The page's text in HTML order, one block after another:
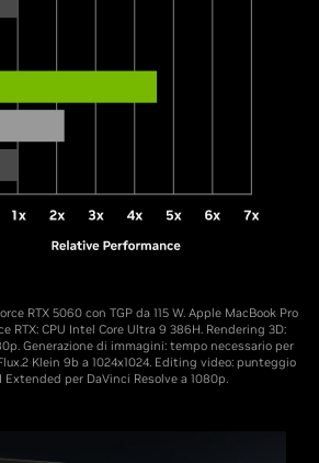
RTX 5060 con TGP da 115 W. Apple MacBook Pro
RTX: CPU Intel Core Ultra 9 386H. Rendering 3D:
Generazione di immagini: tempo necessario per
Klein 9b a 1024x1024. Editing video: punteggio
Extended per DaVinci Resolve a 1080p.